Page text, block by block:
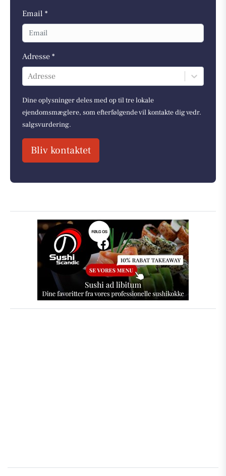
Email *
Adresse *
Adresse
Dine oplysninger deles med op til tre lokale
ejendomsmæglere, som efterfølgende vil kontakte dig vedr.
salgsvurdering.
Bliv kontaktet